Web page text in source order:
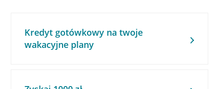
Kredyt gotówkowy na twoje
wakacyjne plany